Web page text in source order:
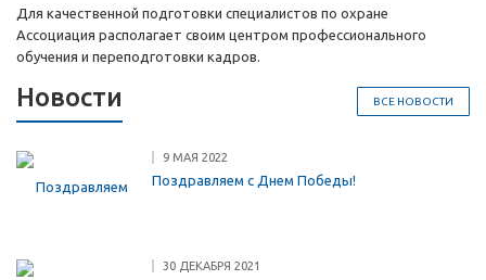
Для качественной подготовки специалистов по охране
Ассоциация располагает своим центром профессионального
обучения и переподготовки кадров.
ВСЕ НОВОСТИ
Новости
9 МАЯ 2022
Поздравляем с Днем Победы!
30 ДЕКАБРЯ 2021